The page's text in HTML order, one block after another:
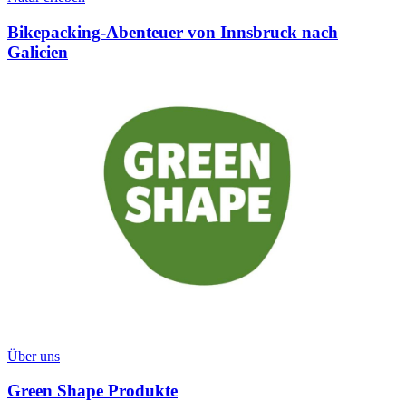
Bikepacking-Abenteuer von Innsbruck nach
Galicien
Über uns
Green Shape Produkte